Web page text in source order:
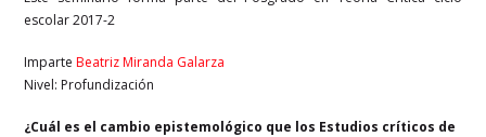
escolar 2017-2
ImparteBeatriz Miranda Galarza
Nivel: Profundización
¿Cuál es el cambio epistemológico que los Estudios críticos de